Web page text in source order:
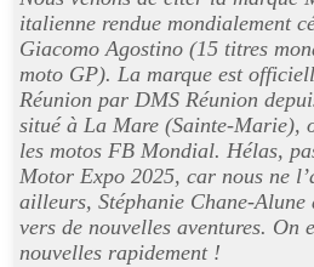
italienne rendue mondialement
Giacomo Agostino (15 titres
moto GP). La marque est
Réunion par DMS Réunion
situé à La Mare (Sainte-Marie),
les motos FB Mondial. Hélas,
Motor Expo 2025, car nous ne
ailleurs, Stéphanie Chane-Alune
vers de nouvelles aventures. On
nouvelles rapidement !